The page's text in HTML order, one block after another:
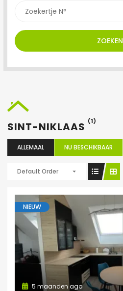
ZOEKEN
SINT-NIKLAAS (1)
ALLEMAAL NU BESCHIKBAAR
Default Order
NIEUW
5 maanden ago